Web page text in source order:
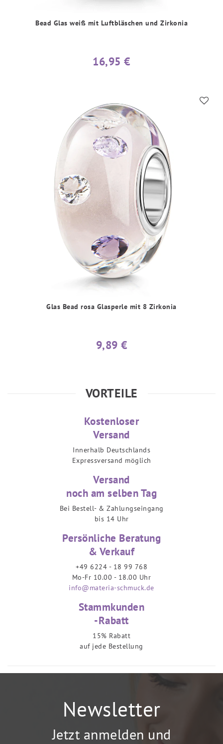
Bead Glas weiß mit Luftbläschen und Zirkonia
16,95 €
Glas Bead rosa Glasperle mit 8 Zirkonia
9,89 €
VORTEILE
Kostenloser
Versand
Innerhalb Deutschlands
Expressversand möglich
Versand
noch am selben Tag
Bei Bestell- & Zahlungseingang
bis 14 Uhr
Persönliche Beratung
& Verkauf
+49 6224 - 18 99 768
Mo-Fr 10.00 - 18.00 Uhr
info@materia-schmuck.de
Stammkunden
-Rabatt
15% Rabatt
auf jede Bestellung
Newsletter
Jetzt anmelden und